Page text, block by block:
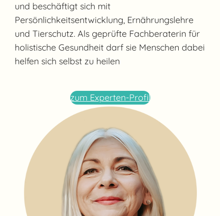
und beschäftigt sich mit
Persönlichkeitsentwicklung, Ernährungslehre
und Tierschutz. Als geprüfte Fachberaterin für
holistische Gesundheit darf sie Menschen dabei
helfen sich selbst zu heilen
zum Experten-Profil